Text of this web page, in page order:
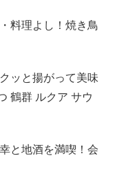
料理よし！焼き鳥
ッと揚がって美味
鶴群 ルクア サウ
と地酒を満喫！会